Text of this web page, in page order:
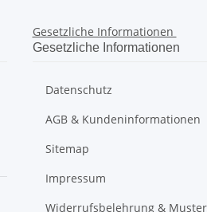
Gesetzliche Informationen
Gesetzliche Informationen
Datenschutz
AGB & Kundeninformationen
Sitemap
Impressum
Widerrufsbelehrung &